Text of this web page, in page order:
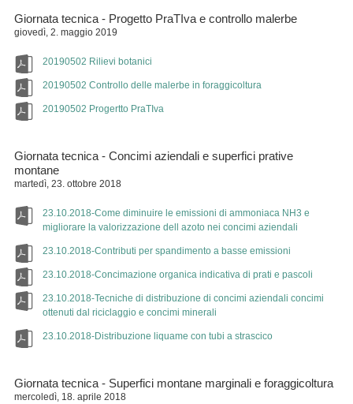
Giornata tecnica - Progetto PraTIva e controllo malerbe
giovedì, 2. maggio 2019
20190502 Rilievi botanici
20190502 Controllo delle malerbe in foraggicoltura
20190502 Progertto PraTIva
Giornata tecnica - Concimi aziendali e superfici prative
montane
martedì, 23. ottobre 2018
23.10.2018-Come diminuire le emissioni di ammoniaca NH3 e
migliorare la valorizzazione dell azoto nei concimi aziendali
23.10.2018-Contributi per spandimento a basse emissioni
23.10.2018-Concimazione organica indicativa di prati e pascoli
23.10.2018-Tecniche di distribuzione di concimi aziendali concimi
ottenuti dal riciclaggio e concimi minerali
23.10.2018-Distribuzione liquame con tubi a strascico
Giornata tecnica - Superfici montane marginali e foraggicoltura
mercoledì, 18. aprile 2018